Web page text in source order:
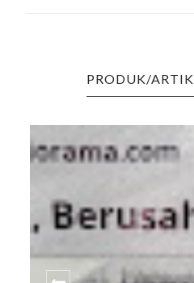
PRODUK/